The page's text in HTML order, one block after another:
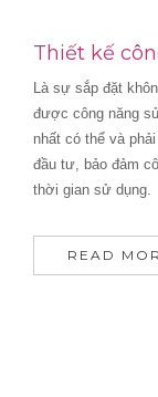
Thiết kế
Là sự sắp đặt
được công năng
nhất có thể và
đầu tư, bảo đảm
thời gian sử dụng.
READ